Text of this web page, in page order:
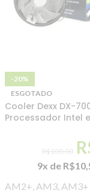
-20%
ESGOTADO
Cooler Dexx DX-
Processador Intel
R$100,00
9x de R$
AM2+, AM3, AM3+